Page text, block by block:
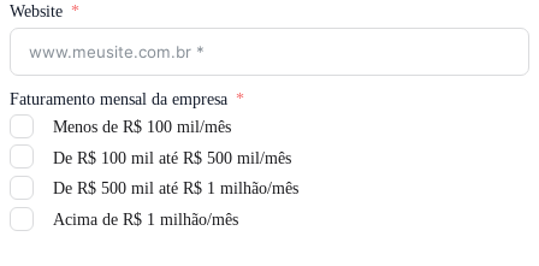
Website
Faturamento mensal da empresa
Menos de R$ 100 mil/mês
De R$ 100 mil até R$ 500 mil/mês
De R$ 500 mil até R$ 1 milhão/mês
Acima de R$ 1 milhão/mês